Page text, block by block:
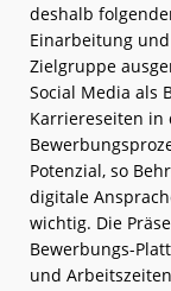
deshalb
Einarbeitung
Zielgruppe
Social Media als
Karriereseiten in
Potenzial, so
digitale
wichtig. Die
Bewerbungs-
und